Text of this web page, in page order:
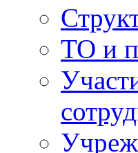
ТО и